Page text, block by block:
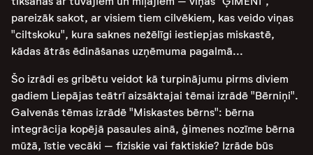
pareizāk sakot, ar visiem tiem cilvēkiem, kas veido viņas
"ciltskoku", kura saknes nežēlīgi iestiepjas miskastē,
kādas ātrās ēdināšanas uzņēmuma pagalmā...
Šo izrādi es gribētu veidot kā turpinājumu pirms diviem
gadiem Liepājas teātrī aizsāktajai tēmai izrādē "Bērniņi".
Galvenās tēmas izrādē "Miskastes bērns": bērna
integrācija kopējā pasaules ainā, ģimenes nozīme bērna
mūžā, īstie vecāki – fiziskie vai faktiskie? Izrāde būs